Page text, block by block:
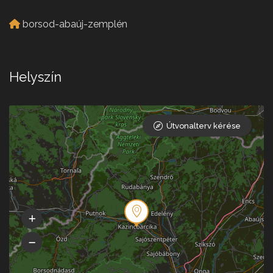
borsod-abaúj-zemplén
Helyszín
Útvonalterv kérése